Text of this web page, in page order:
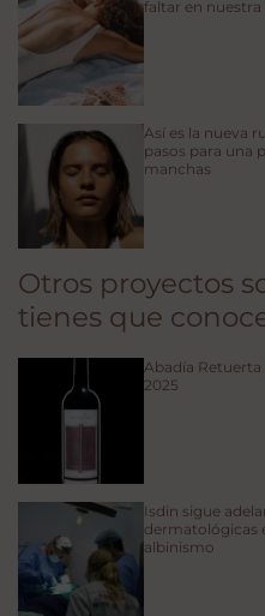
faltar en
Así es la nueva
pasos para una
manchas
Otros proyectos
tienes que
Abadía Retuerta
2025
Isdin sigue
dermatológicas
albinismo